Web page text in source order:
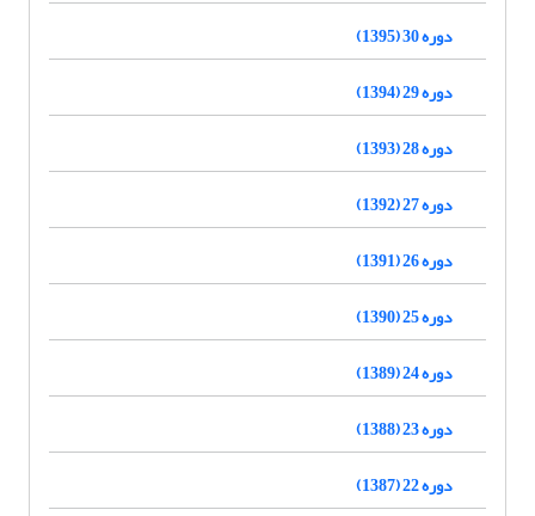
دوره 30 (1395)
دوره 29 (1394)
دوره 28 (1393)
دوره 27 (1392)
دوره 26 (1391)
دوره 25 (1390)
دوره 24 (1389)
دوره 23 (1388)
دوره 22 (1387)